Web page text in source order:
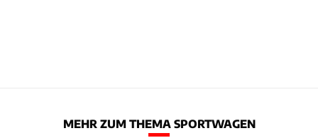
MEHR ZUM THEMA SPORTWAGEN